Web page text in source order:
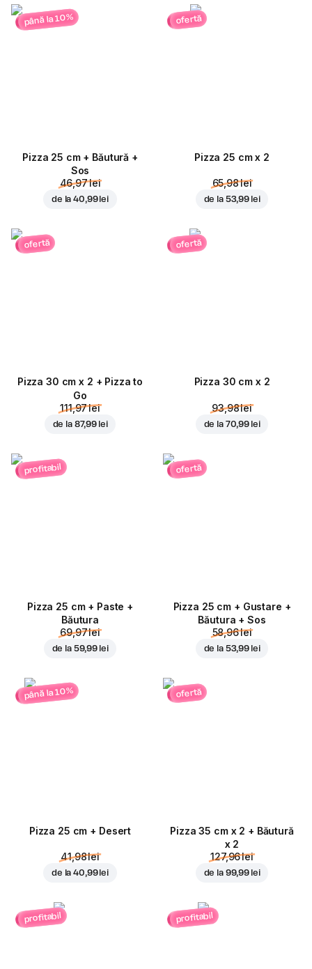
până la 10%
Pizza 25 cm + Băutură +
Sos
46,97 lei
de la40,99 lei
ofertă
Pizza 25 cm x 2
65,98 lei
de la 53,99 lei
ofertă
Pizza 30 cm x 2 + Pizza to
Go
111,97 lei
de la 87,99 lei
ofertă
Pizza 30 cm x 2
93,98 lei
de la 70,99 lei
profitabil
Pizza 25 cm + Paste +
Băutura
69,97 lei
de la 59,99 lei
ofertă
Pizza 25 cm + Gustare +
Băutura + Sos
58,96 lei
de la 53,99 lei
până la 10%
Pizza 25 cm + Desert
41,98 lei
de la40,99 lei
ofertă
Pizza 35 cm x 2 + Băutură
x 2
127,96 lei
de la 99,99 lei
profitabil profitabil